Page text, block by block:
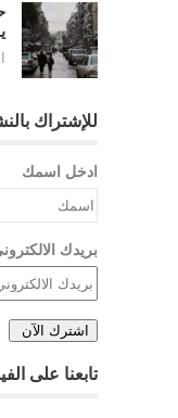
للإشتراك
ادخل اسمك
بريدك
تابعنا على